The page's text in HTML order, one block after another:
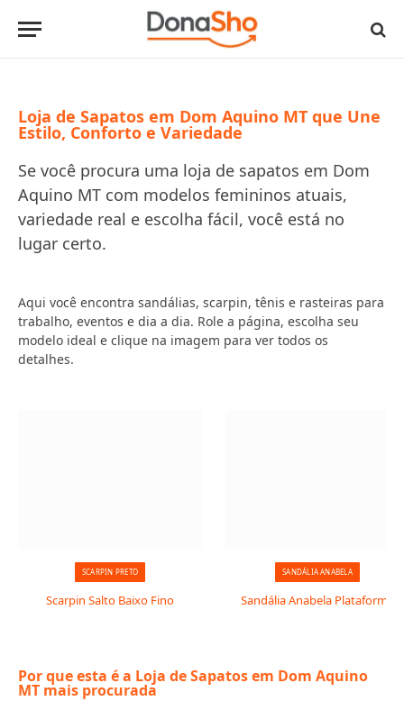
Loja de Sapatos em Dom Aquino MT que Une
Estilo, Conforto e Variedade
Se você procura uma loja de sapatos em Dom
Aquino MT com modelos femininos atuais,
variedade real e escolha fácil, você está no
lugar certo.
Aqui você encontra sandálias, scarpin, tênis e rasteiras para
trabalho, eventos e dia a dia. Role a página, escolha seu
modelo ideal e clique na imagem para ver todos os
detalhes.
SCARPIN PRETO
Scarpin Salto Baixo Fino
SANDÁLIA ANABELA
Sandália Anabela Plataforma
Por que esta é a Loja de Sapatos em Dom Aquino
MT mais procurada